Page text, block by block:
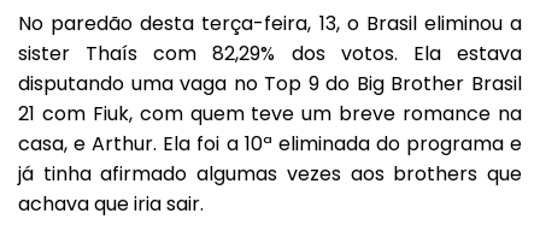
No paredão desta terça-feira, 13, o Brasil eliminou a
sister Thaís com 82,29% dos votos. Ela estava
disputando uma vaga no Top 9 do Big Brother Brasil
21 com Fiuk, com quem teve um breve romance na
casa, e Arthur. Ela foi a 10ª eliminada do programa e
já tinha afirmado algumas vezes aos brothers que
achava que iria sair.